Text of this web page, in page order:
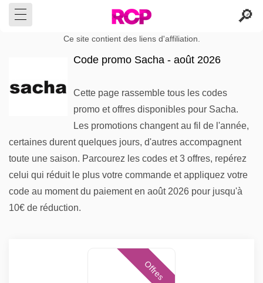
Ce site contient des liens d'affiliation.
Code promo Sacha - août 2026
Cette page rassemble tous les codes
promo et offres disponibles pour Sacha.
Les promotions changent au fil de l'année,
certaines durent quelques jours, d'autres accompagnent
toute une saison. Parcourez les codes et 3 offres, repérez
celui qui réduit le plus votre commande et appliquez votre
code au moment du paiement en août 2026 pour jusqu'à
10€ de réduction.
Offres